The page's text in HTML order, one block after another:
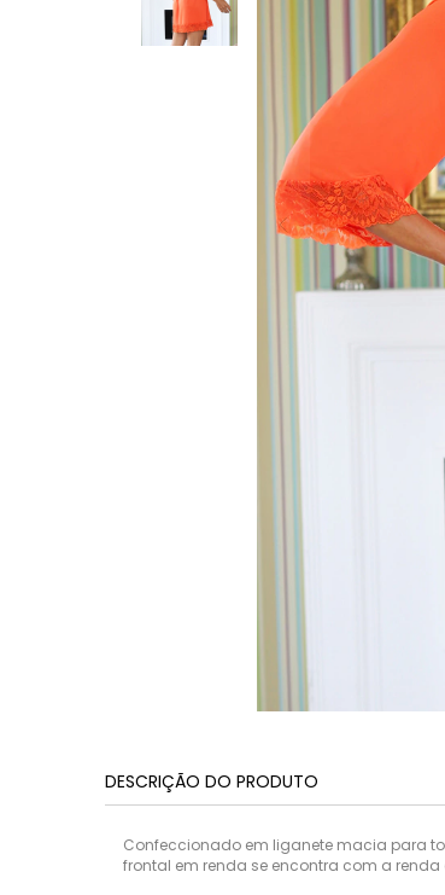
DESCRIÇÃO DO PRODUTO
Confeccionado em liganete macia para
frontal em renda se encontra com a